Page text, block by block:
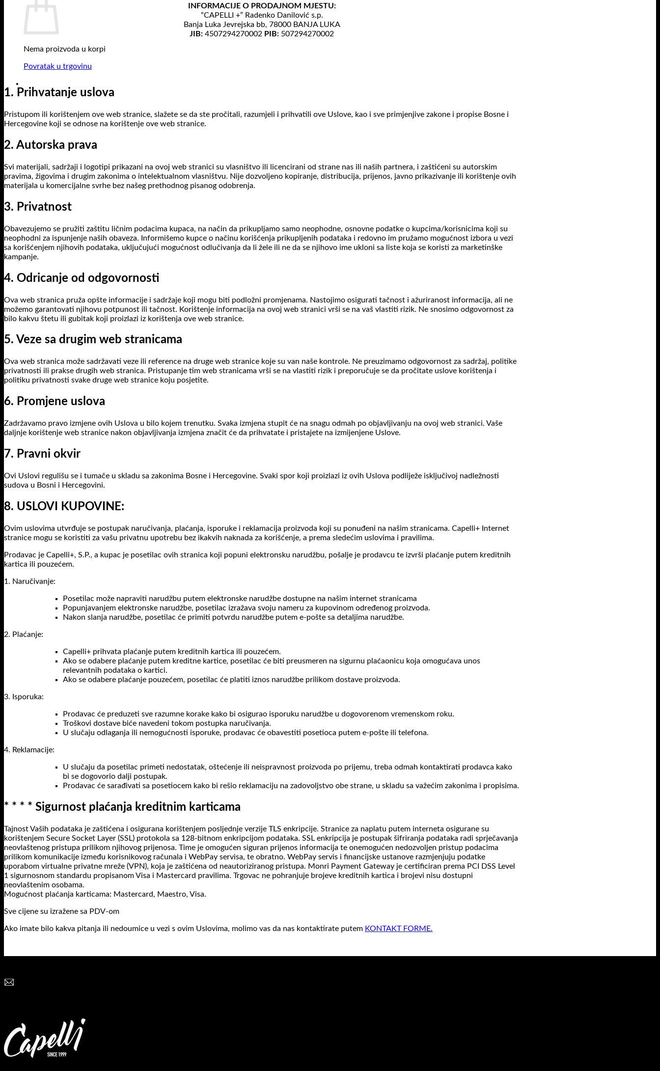
Nema proizvoda u korpi
Povratak u trgovinu
INFORMACIJE O PRODAJNOM MJESTU:
“CAPELLI +” Radenko Danilović s.p.
Banja Luka Jevrejska bb, 78000 BANJA LUKA
JIB: 4507294270002 PIB: 507294270002
1. Prihvatanje uslova
Pristupom ili korištenjem ove web stranice, slažete se da ste pročitali, razumjeli i prihvatili ove Uslove, kao i sve primjenjive zakone i propise Bosne i
Hercegovine koji se odnose na korištenje ove web stranice.
2. Autorska prava
Svi materijali, sadržaji i logotipi prikazani na ovoj web stranici su vlasništvo ili licencirani od strane nas ili naših partnera, i zaštićeni su autorskim
pravima, žigovima i drugim zakonima o intelektualnom vlasništvu. Nije dozvoljeno kopiranje, distribucija, prijenos, javno prikazivanje ili korištenje ovih
materijala u komercijalne svrhe bez našeg prethodnog pisanog odobrenja.
3. Privatnost
Obavezujemo se pružiti zaštitu ličnim podacima kupaca, na način da prikupljamo samo neophodne, osnovne podatke o kupcima/korisnicima koji su
neophodni za ispunjenje naših obaveza. Informišemo kupce o načinu korišćenja prikupljenih podataka i redovno im pružamo mogućnost izbora u vezi
sa korišćenjem njihovih podataka, uključujući mogućnost odlučivanja da li žele ili ne da se njihovo ime ukloni sa liste koja se koristi za marketinške
kampanje.
4. Odricanje od odgovornosti
Ova web stranica pruža opšte informacije i sadržaje koji mogu biti podložni promjenama. Nastojimo osigurati tačnost i ažuriranost informacija, ali ne
možemo garantovati njihovu potpunost ili tačnost. Korištenje informacija na ovoj web stranici vrši se na vaš vlastiti rizik. Ne snosimo odgovornost za
bilo kakvu štetu ili gubitak koji proizlazi iz korištenja ove web stranice.
5. Veze sa drugim web stranicama
Ova web stranica može sadržavati veze ili reference na druge web stranice koje su van naše kontrole. Ne preuzimamo odgovornost za sadržaj, politike
privatnosti ili prakse drugih web stranica. Pristupanje tim web stranicama vrši se na vlastiti rizik i preporučuje se da pročitate uslove korištenja i
politiku privatnosti svake druge web stranice koju posjetite.
6. Promjene uslova
Zadržavamo pravo izmjene ovih Uslova u bilo kojem trenutku. Svaka izmjena stupit će na snagu odmah po objavljivanju na ovoj web stranici. Vaše
daljnje korištenje web stranice nakon objavljivanja izmjena značit će da prihvatate i pristajete na izmijenjene Uslove.
7. Pravni okvir
Ovi Uslovi regulišu se i tumače u skladu sa zakonima Bosne i Hercegovine. Svaki spor koji proizlazi iz ovih Uslova podliježe isključivoj nadležnosti
sudova u Bosni i Hercegovini.
8. USLOVI KUPOVINE:
Ovim uslovima utvrđuje se postupak naručivanja, plaćanja, isporuke i reklamacija proizvoda koji su ponuđeni na našim stranicama. Capelli+ Internet
stranice mogu se koristiti za vašu privatnu upotrebu bez ikakvih naknada za korišćenje, a prema sledećim uslovima i pravilima.
Prodavac je Capelli+, S.P., a kupac je posetilac ovih stranica koji popuni elektronsku narudžbu, pošalje je prodavcu te izvrši plaćanje putem kreditnih
kartica ili pouzećem.
1. Naručivanje:
Posetilac može napraviti narudžbu putem elektronske narudžbe dostupne na našim internet stranicama
Popunjavanjem elektronske narudžbe, posetilac izražava svoju nameru za kupovinom određenog proizvoda.
Nakon slanja narudžbe, posetilac će primiti potvrdu narudžbe putem e-pošte sa detaljima narudžbe.
2. Plaćanje:
Capelli+ prihvata plaćanje putem kreditnih kartica ili pouzećem.
Ako se odabere plaćanje putem kreditne kartice, posetilac će biti preusmeren na sigurnu plaćaonicu koja omogućava unos
relevantnih podataka o kartici.
Ako se odabere plaćanje pouzećem, posetilac će platiti iznos narudžbe prilikom dostave proizvoda.
3. Isporuka:
Prodavac će preduzeti sve razumne korake kako bi osigurao isporuku narudžbe u dogovorenom vremenskom roku.
Troškovi dostave biće navedeni tokom postupka naručivanja.
U slučaju odlaganja ili nemogućnosti isporuke, prodavac će obavestiti posetioca putem e-pošte ili telefona.
4. Reklamacije:
U slučaju da posetilac primeti nedostatak, oštećenje ili neispravnost proizvoda po prijemu, treba odmah kontaktirati prodavca kako
bi se dogovorio dalji postupak.
Prodavac će sarađivati sa posetiocem kako bi rešio reklamaciju na zadovoljstvo obe strane, u skladu sa važećim zakonima i propisima.
* * * * Sigurnost plaćanja kreditnim karticama
Tajnost Vaših podataka je zaštićena i osigurana korištenjem posljednje verzije TLS enkripcije. Stranice za naplatu putem interneta osigurane su
korištenjem Secure Socket Layer (SSL) protokola sa 128-bitnom enkripcijom podataka. SSL enkripcija je postupak šifriranja podataka radi sprječavanja
neovlaštenog pristupa prilikom njihovog prijenosa. Time je omogućen siguran prijenos informacija te onemogućen nedozvoljen pristup podacima
prilikom komunikacije između korisnikovog računala i WebPay servisa, te obratno. WebPay servis i financijske ustanove razmjenjuju podatke
uporabom virtualne privatne mreže (VPN), koja je zaštićena od neautoriziranog pristupa. Monri Payment Gateway je certificiran prema PCI DSS Level
1 sigurnosnom standardu propisanom Visa i Mastercard pravilima. Trgovac ne pohranjuje brojeve kreditnih kartica i brojevi nisu dostupni
neovlaštenim osobama.
Mogućnost plaćanja karticama: Mastercard, Maestro, Visa.
Sve cijene su izražene sa PDV-om
Ako imate bilo kakva pitanja ili nedoumice u vezi s ovim Uslovima, molimo vas da nas kontaktirate putem KONTAKT FORME.